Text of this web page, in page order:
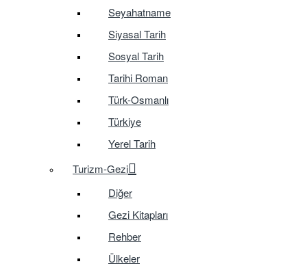
Seyahatname
Siyasal Tarih
Sosyal Tarih
Tarihi Roman
Türk-Osmanlı
Türkiye
Yerel Tarih
Turizm-Gezi
Diğer
Gezi Kitapları
Rehber
Ülkeler